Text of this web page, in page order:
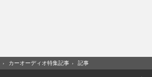
› カーオーディオ特集記事 › 記事